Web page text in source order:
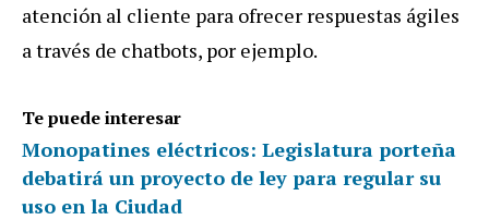
atención al cliente para ofrecer respuestas ágiles
a través de chatbots, por ejemplo.
Te puede interesar
Monopatines eléctricos: Legislatura porteña
debatirá un proyecto de ley para regular su
uso en la Ciudad